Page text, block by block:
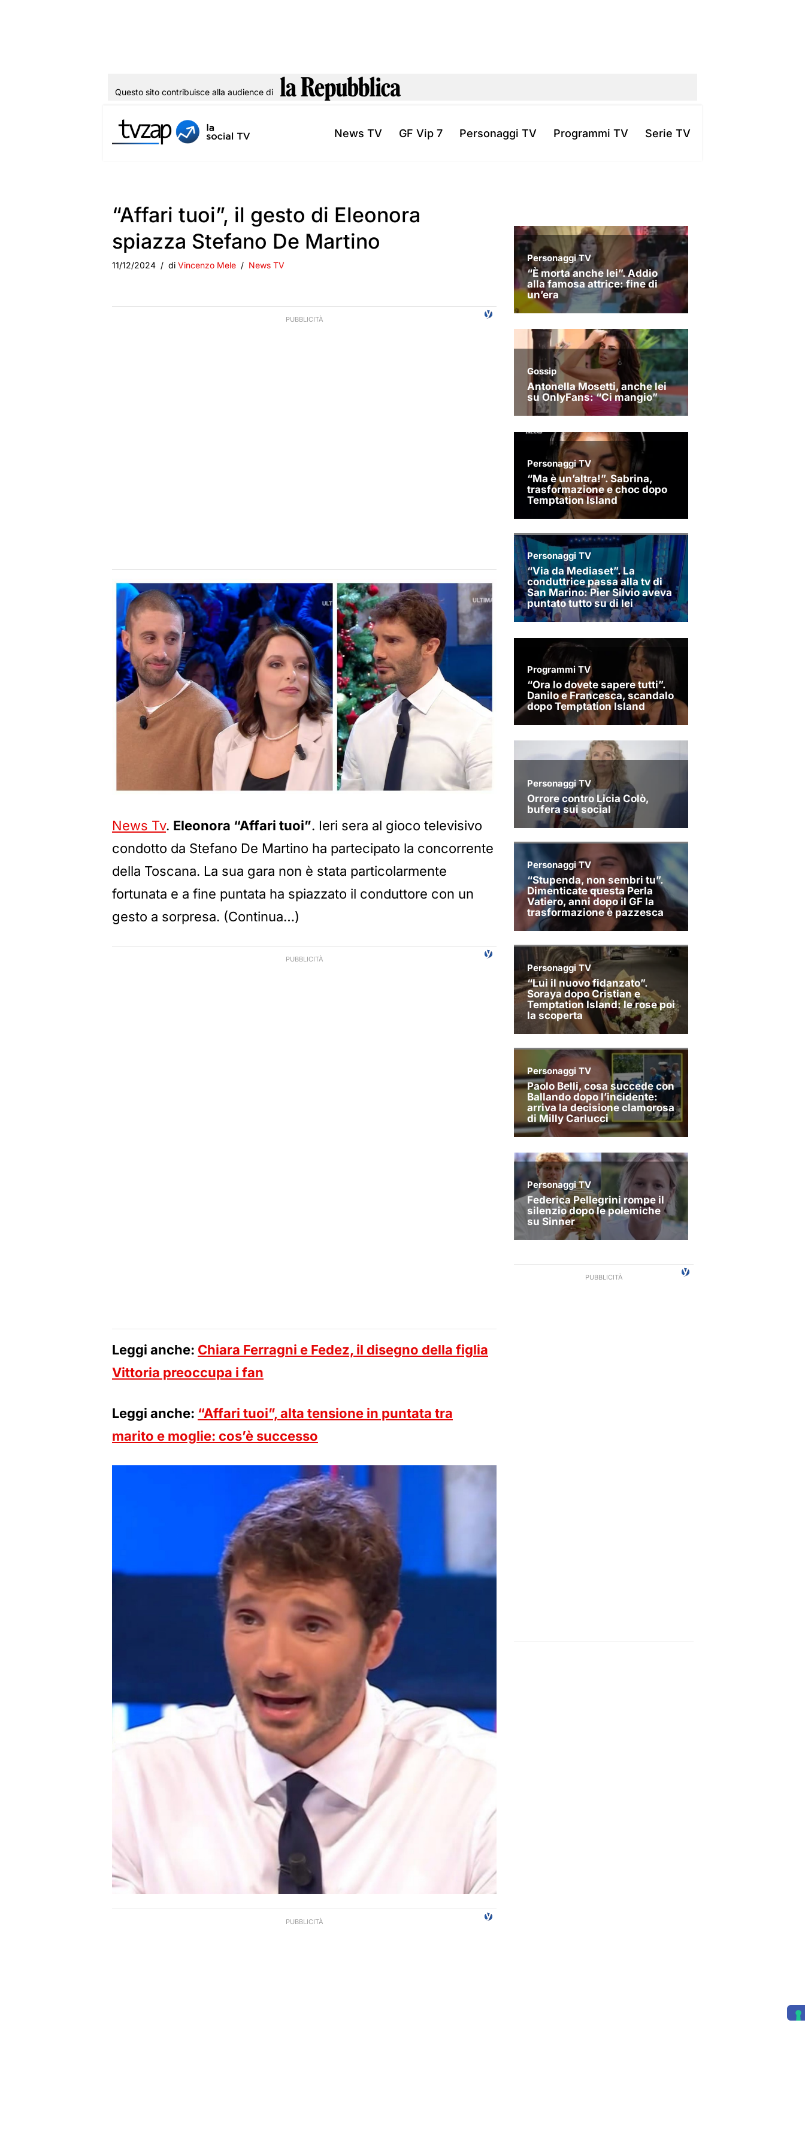
al
Questo sito contribuisce alla audience di
News TV GF Vip 7 Personaggi TV Programmi TV Serie TV
“Affari tuoi”, il gesto di Eleonora
spiazza Stefano De Martino
11/12/2024 di Vincenzo Mele News TV
News Tv. Eleonora “Affari tuoi”. Ieri sera al gioco televisivo
condotto da Stefano De Martino ha partecipato la concorrente
della Toscana. La sua gara non è stata particolarmente
fortunata e a fine puntata ha spiazzato il conduttore con un
gesto a sorpresa. (Continua…)
Leggi anche: Chiara Ferragni e Fedez, il disegno della figlia
Vittoria preoccupa i fan
Leggi anche: “Affari tuoi”, alta tensione in puntata tra
marito e moglie: cos’è successo